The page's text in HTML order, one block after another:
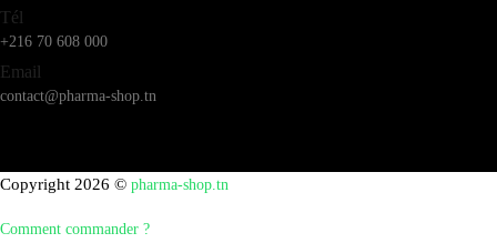
Tél
+216 70 608 000
Email
contact@pharma-shop.tn
Copyright 2026 © pharma-shop.tn
Comment commander ?